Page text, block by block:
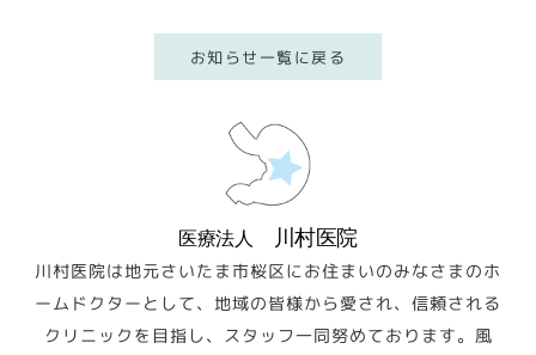
お知らせ一覧に戻る
医療法人 川村医院
川村医院は地元さいたま市桜区にお住まいのみなさまのホ
ームドクターとして、地域の皆様から愛され、信頼される
クリニックを目指し、スタッフ一同努めております。風